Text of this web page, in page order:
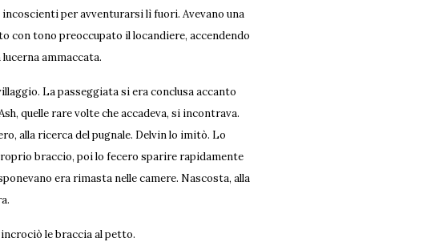
incoscienti per avventurarsi lì fuori. Avevano una
con tono preoccupato il locandiere, accendendo
ammaccata.
La passeggiata si era conclusa accanto
quelle rare volte che accadeva, si incontrava.
alla ricerca del pugnale. Delvin lo imitò. Lo
braccio, poi lo fecero sparire rapidamente
era rimasta nelle camere. Nascosta, alla
le braccia al petto.